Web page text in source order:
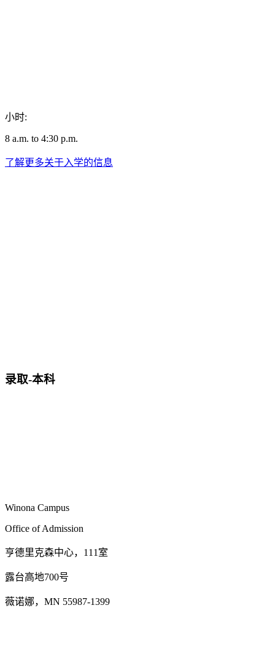
小时:
8 a.m. to 4:30 p.m.
了解更多关于入学的信息
录取-本科
Winona Campus
Office of Admission
亨德里克森中心，111室
露台高地700号
薇诺娜，MN 55987-1399